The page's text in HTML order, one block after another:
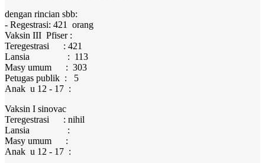
dengan rincian sbb:
- Regestrasi: 421 orang
Vaksin III Pfiser :
Teregestrasi : 421
Lansia : 113
Masy umum : 303
Petugas publik : 5
Anak u 12 - 17 :
Vaksin I sinovac
Teregestrasi : nihil
Lansia :
Masy umum :
Anak u 12 - 17 :